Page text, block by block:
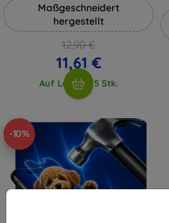
Maßgeschneidert
hergestellt
12,90 €
11,61 €
Auf Lager > 5 Stk.
-10%